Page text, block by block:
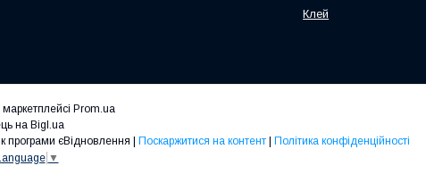
Клей
Prom.ua
на Bigl.ua
Поскаржитися на контент
Політика конфіденційності
▼